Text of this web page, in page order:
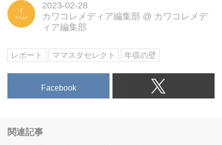
2023-02-28
カワコレメディア編集部 @ カワコレメデ
ィア編集部
レポート ママスタセレクト 年収の壁
Facebook
関連記事